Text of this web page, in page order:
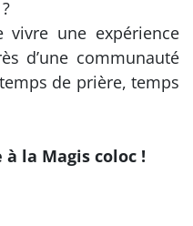
vivre une expérience
d’une communauté
de prière, temps
la Magis coloc !